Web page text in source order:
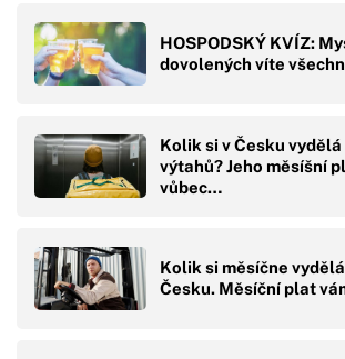
HOSPODSKÝ KVÍZ:
dovolených víte
Kolik si v Česku
výtahů? Jeho měsíšní
vůbec…
Kolik si měsíčne
Česku. Měsíční plat